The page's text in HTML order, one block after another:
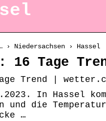
Niedersachsen › Hassel
16 Tage
Trend |
In Hassel
und die
…